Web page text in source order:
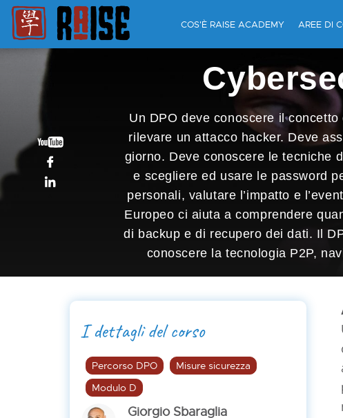
COS'È RAISE ACADEMY AREE DI
Un DPO deve conoscere il
rilevare un attacco hacker. Deve
giorno. Deve conoscere le tecniche
e scegliere ed usare le password
personali, valutare l’impatto e
Europeo ci aiuta a comprendere
di backup e di recupero dei dati. Il
conoscere la tecnologia P2P,
I dettagli del corso
Percorso DPO
Misure sicurezza
Modulo D
Giorgio Sbaraglia